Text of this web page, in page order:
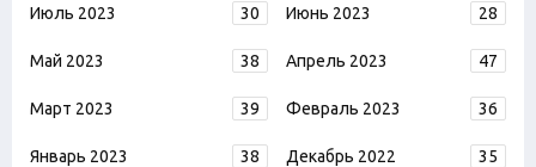
Июль 2023 30 Июнь 2023 28
Май 2023 38 Апрель 2023 47
Март 2023 39 Февраль 2023 36
Январь 2023 38 Декабрь 2022 35